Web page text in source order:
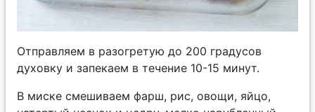
Отправляем в разогретую до 200 градусов
духовку и запекаем в течение 10-15 минут.
В миске смешиваем фарш, рис, овощи, яйцо,